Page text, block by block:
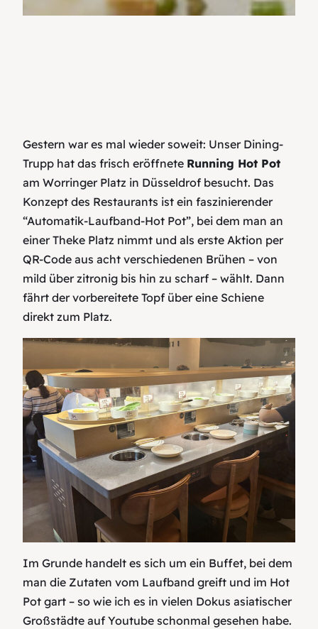
Gestern war es mal wieder soweit: Unser Dining-
Trupp hat das frisch eröffnete Running Hot Pot
am Worringer Platz in Düsseldrof besucht. Das
Konzept des Restaurants ist ein faszinierender
“Automatik-Laufband‑Hot Pot”, bei dem man an
einer Theke Platz nimmt und als erste Aktion per
QR-Code aus acht verschiedenen Brühen – von
mild über zitronig bis hin zu scharf – wählt. Dann
fährt der vorbereitete Topf über eine Schiene
direkt zum Platz.
Im Grunde handelt es sich um ein Buffet, bei dem
man die Zutaten vom Laufband greift und im Hot
Pot gart – so wie ich es in vielen Dokus asiatischer
Großstädte auf Youtube schonmal gesehen habe.